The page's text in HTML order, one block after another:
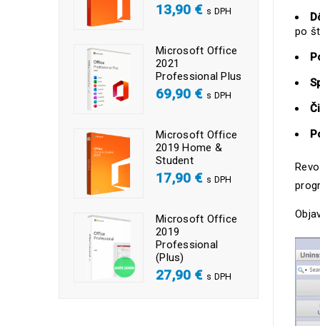
13,90 € s DPH
Microsoft Office
2021
Professional Plus
69,90 € s DPH
Microsoft Office
2019 Home &
Student
17,90 € s DPH
Microsoft Office
2019
Professional
(Plus)
27,90 € s DPH
po